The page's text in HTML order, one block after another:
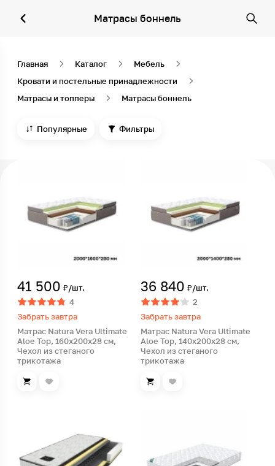
Матрасы боннель
Главная Каталог
Мебель
Кровати и постельные принадлежности
Матрасы и топперы
Матрасы боннель
Популярные Фильтры
41 500 ₽/шт.
4
Забрать завтра
Матрас Natura Vera Ultimate
Aloe Top, 160х200х28 см,
Чехол из стеганого
трикотажа
36 840 ₽/шт.
2
Забрать завтра
Матрас Natura Vera Ultimate
Aloe Top, 140х200х28 см,
Чехол из стеганого
трикотажа